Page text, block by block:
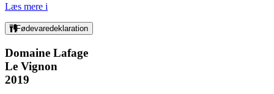
Læs mere i
Fødevaredeklaration
Domaine Lafage
Le Vignon
2019